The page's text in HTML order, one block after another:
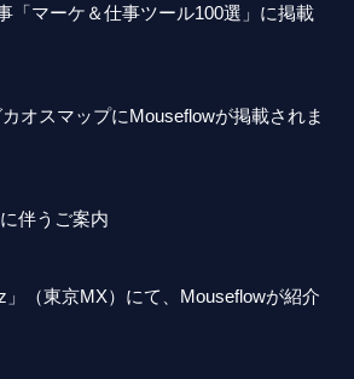
「マーケ＆仕事ツール100選」に掲載
オスマップにMouseflowが掲載されま
伴うご案内
」（東京MX）にて、Mouseflowが紹介